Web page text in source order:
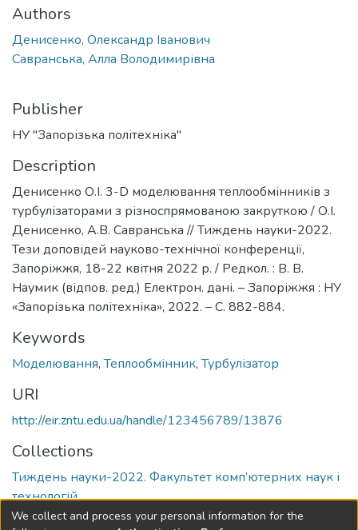
Authors
Денисенко, Олександр Іванович
Савранська, Алла Володимирівна
Publisher
НУ "Запорізька політехніка"
Description
Денисенко О.І. 3-D моделювання теплообмінників з
турбулізаторами з різноспрямованою закруткою / О.І.
Денисенко, А.В. Савранська // Тиждень науки-2022.
Тези доповідей науково-технічної конференції,
Запоріжжя, 18-22 квітня 2022 р. / Редкол. : В. В.
Наумик (відпов. ред.) Електрон. дані. – Запоріжжя : НУ
«Запорізька політехніка», 2022. – С. 882-884.
Keywords
Моделювання,Теплообмінник,Турбулізатор
URI
http://eir.zntu.edu.ua/handle/123456789/13876
Collections
Тиждень науки-2022. Факультет комп’ютерних наук і
технологій
We collect and process your personal information for the